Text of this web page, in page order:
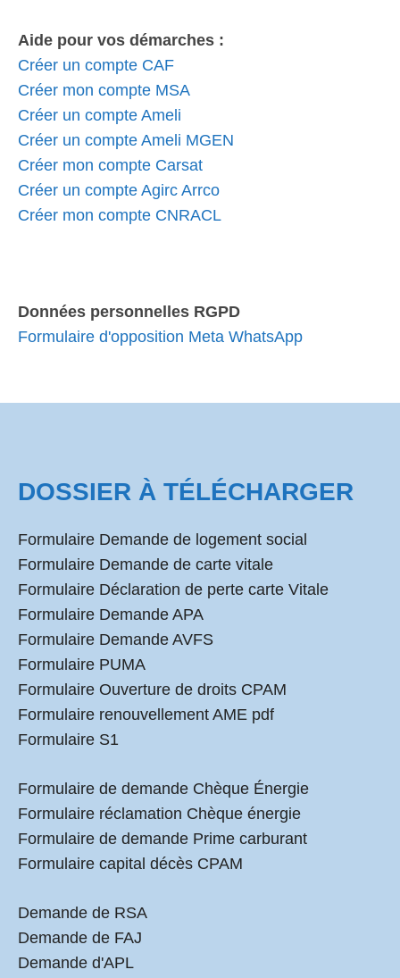
Aide pour vos démarches :
Créer un compte CAF
Créer mon compte MSA
Créer un compte Ameli
Créer un compte Ameli MGEN
Créer mon compte Carsat
Créer un compte Agirc Arrco
Créer mon compte CNRACL
Données personnelles RGPD
Formulaire d'opposition Meta WhatsApp
DOSSIER À TÉLÉCHARGER
Formulaire Demande de logement social
Formulaire Demande de carte vitale
Formulaire Déclaration de perte carte Vitale
Formulaire Demande APA
Formulaire Demande AVFS
Formulaire PUMA
Formulaire Ouverture de droits CPAM
Formulaire renouvellement AME pdf
Formulaire S1
Formulaire de demande Chèque Énergie
Formulaire réclamation Chèque énergie
Formulaire de demande Prime carburant
Formulaire capital décès CPAM
Demande de RSA
Demande de FAJ
Demande d'APL